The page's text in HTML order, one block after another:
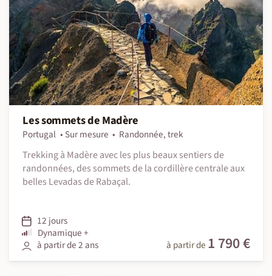
Les sommets de Madère
Portugal Sur mesure
Randonnée, trek
Trekking à Madère avec les plus beaux sentiers de
randonnées, des sommets de la cordillère centrale aux
belles Levadas de Rabaçal.
12 jours
Dynamique +
à partir de 2 ans
à partir de 1 790 €